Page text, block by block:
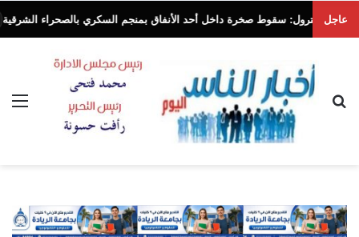
عاجلسقوط صخرة داخل أحد الأنفاق بمنجم السكري بالصحراء الشرقية أخبار الناس
بحث عن